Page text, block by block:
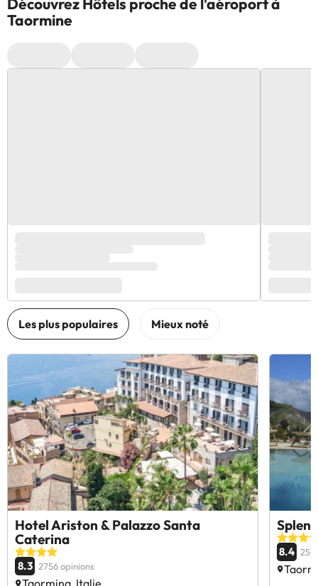
Taormine
Hotel Ariston & Palazzo Santa
Caterina
8.3 2756 opinions
Taormina, Italie
8.4